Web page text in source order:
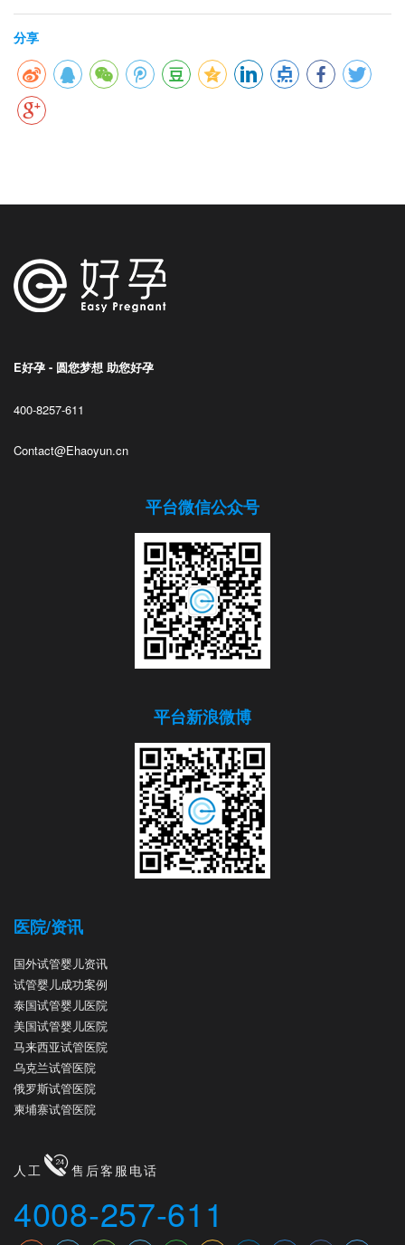
分享
E好孕 - 圆您梦想 助您好孕
400-8257-611
Contact@Ehaoyun.cn
平台微信公众号
平台新浪微博
医院/资讯
国外试管婴儿资讯
试管婴儿成功案例
泰国试管婴儿医院
美国试管婴儿医院
马来西亚试管医院
乌克兰试管医院
俄罗斯试管医院
柬埔寨试管医院
人工 售后客服电话
4008-257-611